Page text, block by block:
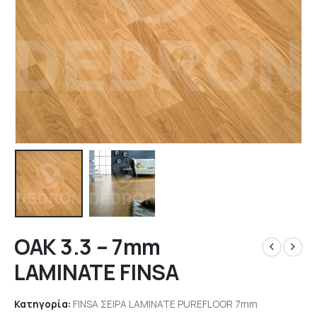
OAK 3.3 – 7mm
LAMINATE FINSA
Κατηγορία: FINSA ΣΕΙΡΑ LAMINATE PUREFLOOR 7mm